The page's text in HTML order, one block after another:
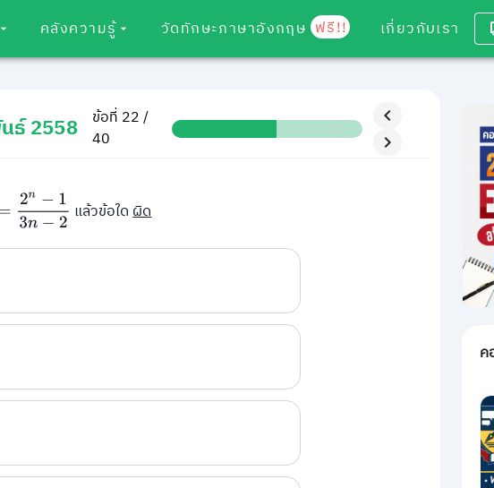
คลังความรู้ วัดทักษะภาษาอังกฤษ ฟรี!! เกี่ยวกับเรา
ธ์ 2558
ข้อที่ 22 /
40
2n −13n−2 แล้วข้อใดผิด
ค